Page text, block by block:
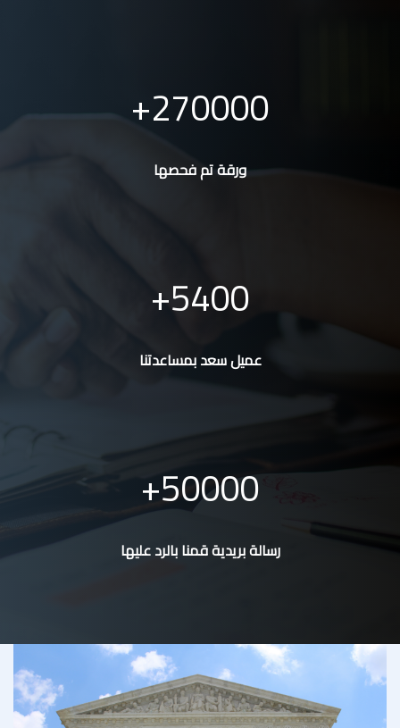
270000
ورقة تم فحصها
5400
عميل سعد بمساعدتنا
50000
رسالة بريدية قمنا بالرد عليها